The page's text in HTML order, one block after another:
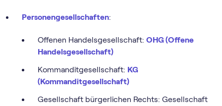
Personengesellschaften:
Offenen Handelsgesellschaft: OHG (Offene
Handelsgesellschaft)
Kommanditgesellschaft: KG
(Kommanditgesellschaft)
Gesellschaft bürgerlichen Rechts: Gesellschaft